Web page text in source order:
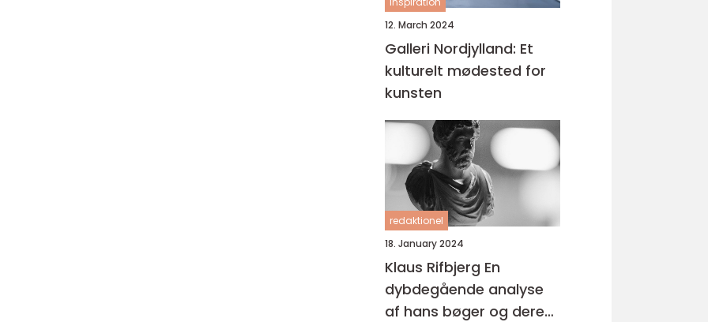
12. March 2024
Galleri Nordjylland: Et
kulturelt mødested for
kunsten
redaktionel
18. January 2024
Klaus Rifbjerg En
dybdegående analyse
af hans bøger og deres